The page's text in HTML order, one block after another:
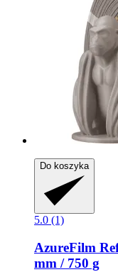
Do koszyka
5.0 (1)
AzureFilm
mm / 750 g